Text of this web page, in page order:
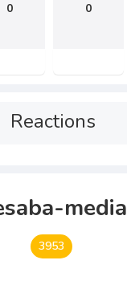
0 0
Reactions
media
3953